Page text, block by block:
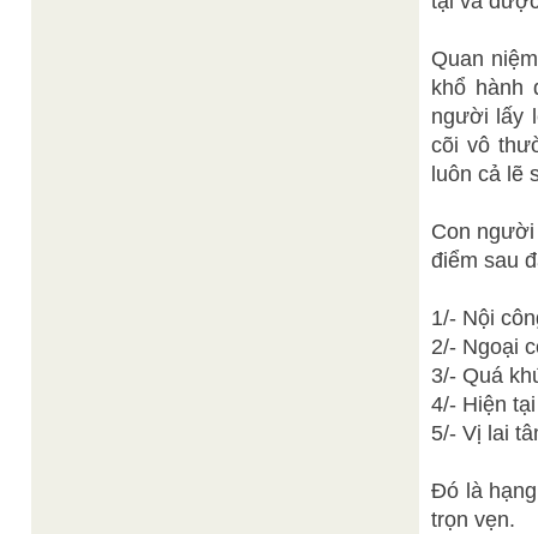
Quan
khổ hành
người lấy
cõi vô
luôn cả lẽ
Con
điểm sau
1/- Nội
2/- Ngoại
3/- Quá
4/- Hiện
5/- Vị lai
Đó là
trọn vẹn.